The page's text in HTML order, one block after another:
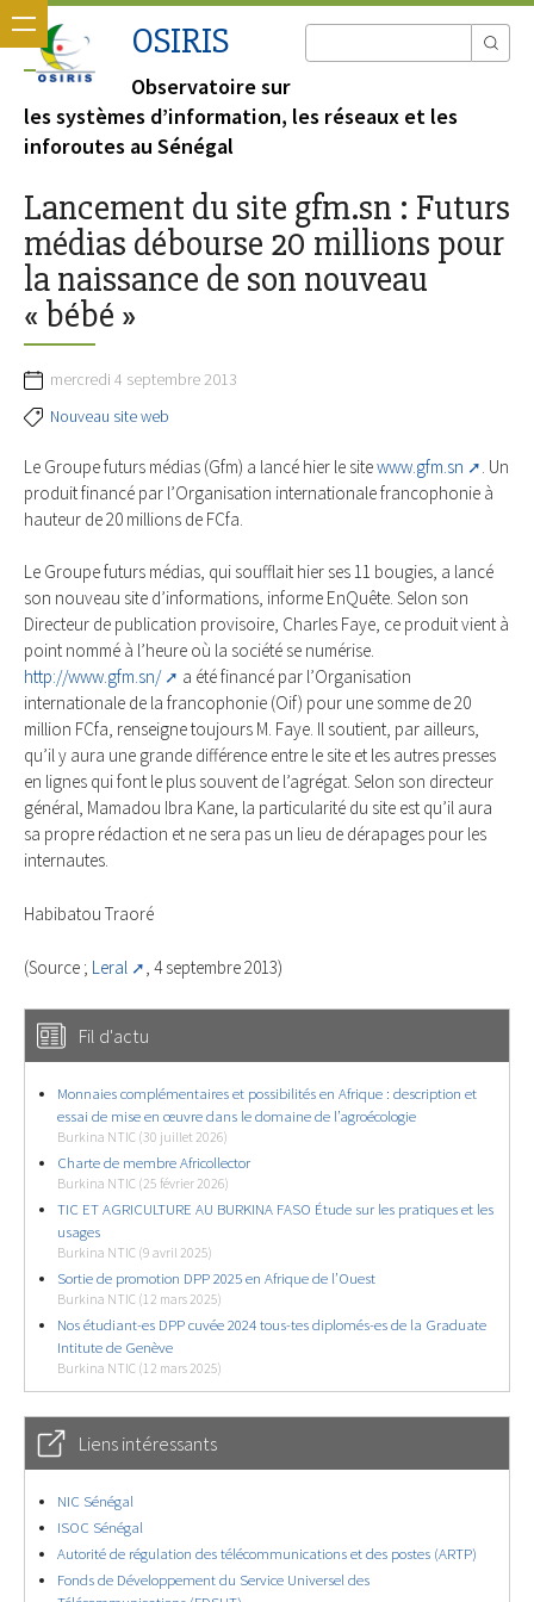
OSIRIS
Observatoire sur
les systèmes d’information, les réseaux et les
inforoutes au Sénégal
Lancement du site gfm.sn : Futurs
médias débourse 20 millions pour
la naissance de son nouveau
« bébé »
mercredi 4 septembre 2013
Nouveau site web
Le Groupe futurs médias (Gfm) a lancé hier le sitewww.gfm.sn
. Un
produit financé par l’Organisation internationale francophonie à
hauteur de 20 millions de FCfa.
Le Groupe futurs médias, qui soufflait hier ses 11 bougies, a lancé
son nouveau site d’informations, informe EnQuête. Selon son
Directeur de publication provisoire, Charles Faye, ce produit vient à
point nommé à l’heure où la société se numérise.
http://www.gfm.sn/
a été financé par l’Organisation
internationale de la francophonie (Oif) pour une somme de 20
million FCfa, renseigne toujours M. Faye. Il soutient, par ailleurs,
qu’il y aura une grande différence entre le site et les autres presses
en lignes qui font le plus souvent de l’agrégat. Selon son directeur
général, Mamadou Ibra Kane, la particularité du site est qu’il aura
sa propre rédaction et ne sera pas un lieu de dérapages pour les
internautes.
Habibatou Traoré
(Source ; Leral , 4 septembre 2013)
Fil d'actu
Monnaies complémentaires et possibilités en Afrique : description et
essai de mise en œuvre dans le domaine de l’agroécologie
Burkina NTIC (30 juillet 2026)
Charte de membre Africollector
Burkina NTIC (25 février 2026)
TIC ET AGRICULTURE AU BURKINA FASO Étude sur les pratiques et les
usages
Burkina NTIC (9 avril 2025)
Sortie de promotion DPP 2025 en Afrique de l’Ouest
Burkina NTIC (12 mars 2025)
Nos étudiant-es DPP cuvée 2024 tous-tes diplomés-es de la Graduate
Intitute de Genève
Burkina NTIC (12 mars 2025)
Liens intéressants
NIC Sénégal
ISOC Sénégal
Autorité de régulation des télécommunications et des postes (ARTP)
Fonds de Développement du Service Universel des